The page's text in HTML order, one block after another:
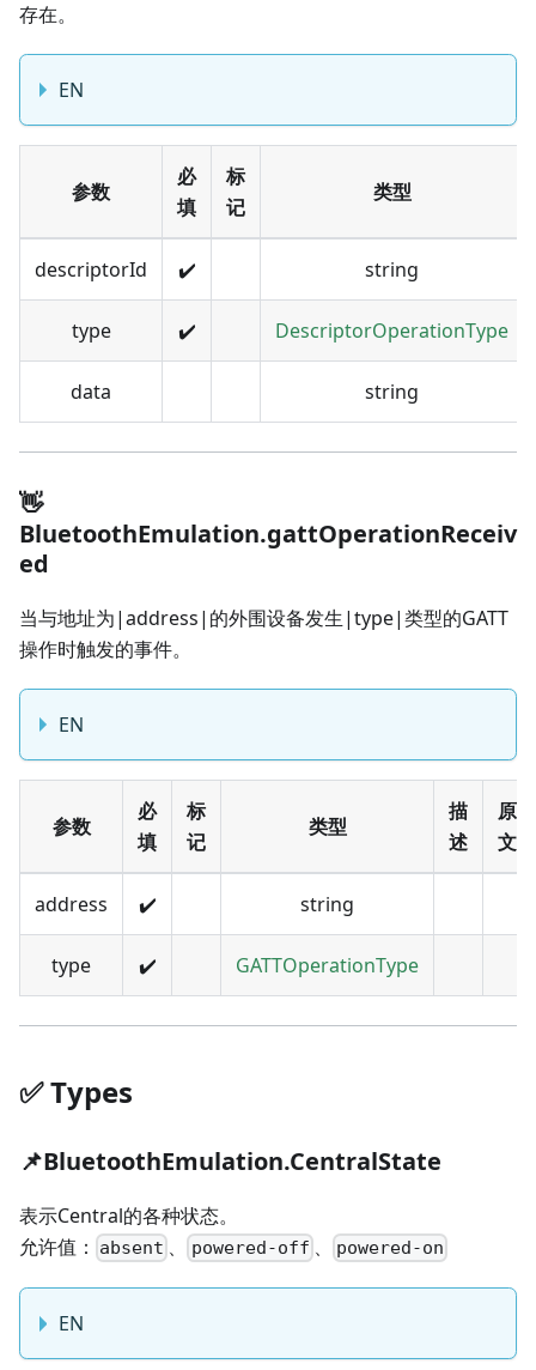
存在。
EN
参数
必
填
标
记
类型
descriptorId ✔️ string
type ✔️ DescriptorOperationType
data string
👋
BluetoothEmulation.gattOperationReceiv
ed
当与地址为|address|的外围设备发生|type|类型的GATT
操作时触发的事件。
EN
参数
必
填
标
记
类型
描
述
原
文
address ✔️ string
type ✔️ GATTOperationType
✅️️ Types
📌BluetoothEmulation.CentralState
表示Central的各种状态。
允许值：
absent 、 powered-off 、 powered-on
EN